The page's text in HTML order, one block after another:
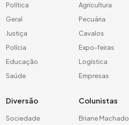
Política
Geral
Justiça
Polícia
Educação
Saúde
Agricultura
Pecuária
Cavalos
Expo-feiras
Logística
Empresas
Diversão
Sociedade
Colunistas
Briane Machado